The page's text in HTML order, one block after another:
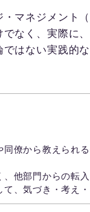
マネジメント
なく、実際に
はない実践的
同僚から教えられ
他部門からの転
、気づき・考え